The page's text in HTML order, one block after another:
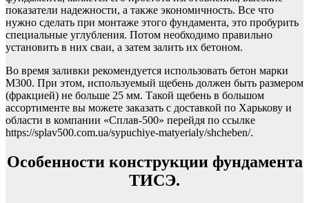
показатели надежности, а также экономичность. Все что
нужно сделать при монтаже этого фундамента, это пробурить
специальные углубления. Потом необходимо правильно
установить в них сваи, а затем залить их бетоном.
Во время заливки рекомендуется использовать бетон марки
М300. При этом, используемый щебень должен быть размером
(фракцией) не больше 25 мм. Такой щебень в большом
ассортименте вы можете заказать с доставкой по Харькову и
области в компании «Сплав-500» перейдя по ссылке
https://splav500.com.ua/sypuchiye-matyerialy/shcheben/.
Особенности конструкции фундамента
ТИСЭ.